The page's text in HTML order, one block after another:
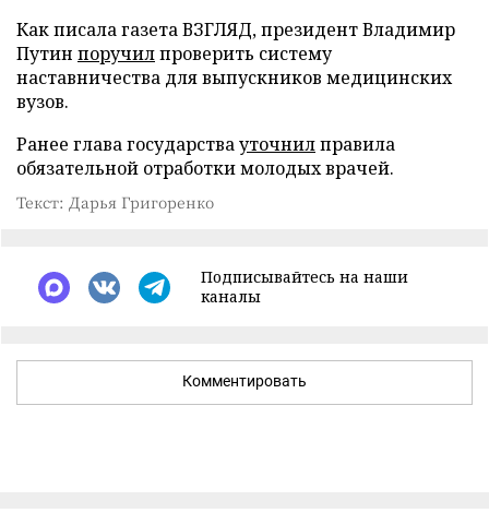
Как писала газета ВЗГЛЯД, президент Владимир
Путин поручилпроверить систему
наставничества для выпускников медицинских
вузов.
Ранее глава государствауточнилправила
обязательной отработки молодых врачей.
Текст: Дарья Григоренко
Подписывайтесь на наши
каналы
Комментировать